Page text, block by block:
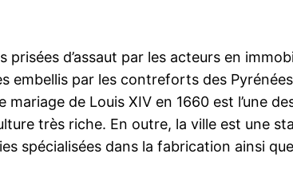
d’assaut par les acteurs en
embellis par les contreforts des
de Louis XIV en 1660 est l’une
très riche. En outre, la ville est une
spécialisées dans la fabrication ainsi